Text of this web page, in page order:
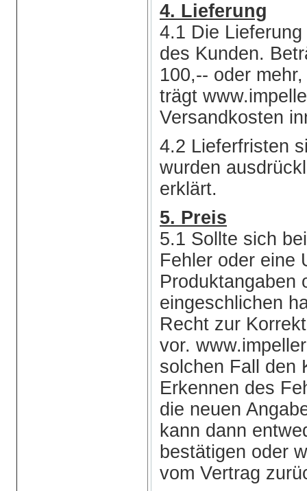
4. Lieferung
4.1 Die
des Kunden.
100,-- oder mehr,
trägt
Versandkosten
4.2 Lieferfristen
wurden
erklärt.
5. Preis
5.1 Sollte sich
Fehler oder eine
Produktangaben
eingeschlichen
Recht zur
vor.
solchen Fall den
Erkennen des
die neuen
kann dann
bestätigen oder
vom Vertrag